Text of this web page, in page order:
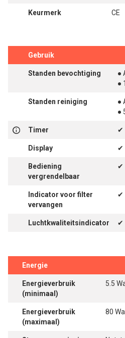
Keurmerk CE
Gebruik
Standen bevochtiging
●
● 1
Standen reiniging
●
●
Timer ✔
Display ✔
Bediening
vergrendelbaar
✔
Indicator voor filter
vervangen
✔
Luchtkwaliteitsindicator ✔
Energie
Energieverbruik
(minimaal)
5.5
Energieverbruik
(maximaal)
80